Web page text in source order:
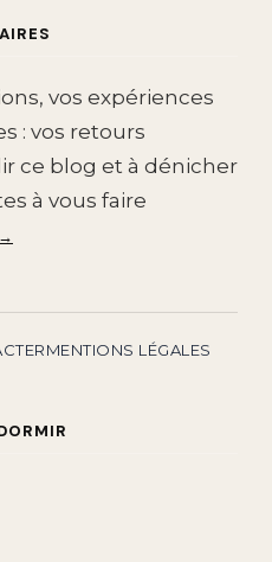
vos expériences
: vos retours
ce blog et à dénicher
à vous faire
MENTIONS LÉGALES